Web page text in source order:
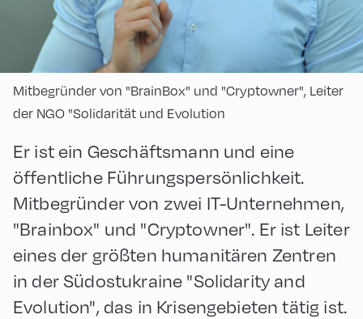
Mitbegründer von "BrainBox" und "Cryptowner", Leiter
der NGO "Solidarität und Evolution
Er ist ein Geschäftsmann und eine
öffentliche Führungspersönlichkeit.
Mitbegründer von zwei IT-Unternehmen,
"Brainbox" und "Cryptowner". Er ist Leiter
eines der größten humanitären Zentren
in der Südostukraine "Solidarity and
Evolution", das in Krisengebieten tätig ist.